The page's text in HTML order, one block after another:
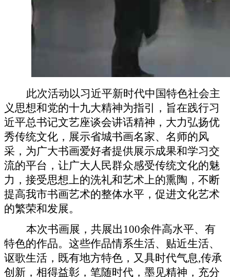
此次活动以习近平新时代中国特色社会主
义思想和党的十九大精神为指引，旨在践行习
近平总书记文艺座谈会讲话精神，大力弘扬优
秀传统文化，展示省城书画名家、名师的风
采，为广大书画爱好者提供展示成果和学习交
流的平台，让广大人民群众感受传统文化的魅
力，接受思想上的洗礼和艺术上的熏陶，不断
提高我市书画艺术的整体水平，促进文化艺术
的繁荣和发展。
本次书画展， 共展出100余件高水平、有
特色的作品。这些作品情系生活、贴近生活、
讴歌生活，既有地方特色，又具时代气息,传承
创新，相得益彰，笔随时代，墨见精神，充分